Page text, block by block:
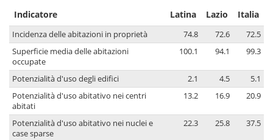
Indicatore Latina Lazio Italia
Incidenza delle abitazioni in proprietà 74.8 72.6
72.5
Superficie media delle abitazioni
occupate
100.1 94.1 99.3
Potenzialità d'uso degli edifici 2.1 4.5
5.1
Potenzialità d'uso abitativo nei centri
abitati
13.2 16.9 20.9
Potenzialità d'uso abitativo nei nuclei e
case sparse
22.3 25.8 37.5